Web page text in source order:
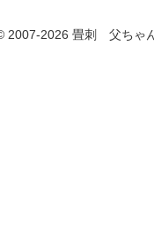
2007-2026 畳刺 父ちゃ